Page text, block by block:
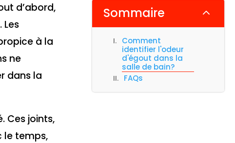
d’abord,
à la
ne
dans la
Ces joints,
le temps,
Sommaire 2
Comment
identifier l'odeur
d'égout dans la
salle de bain?
FAQs